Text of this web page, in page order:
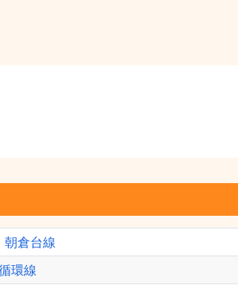
朝倉台線
環線